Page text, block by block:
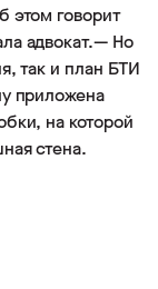
этом говорит
адвокат.— Но
так и план БТИ
приложена
на которой
стена.